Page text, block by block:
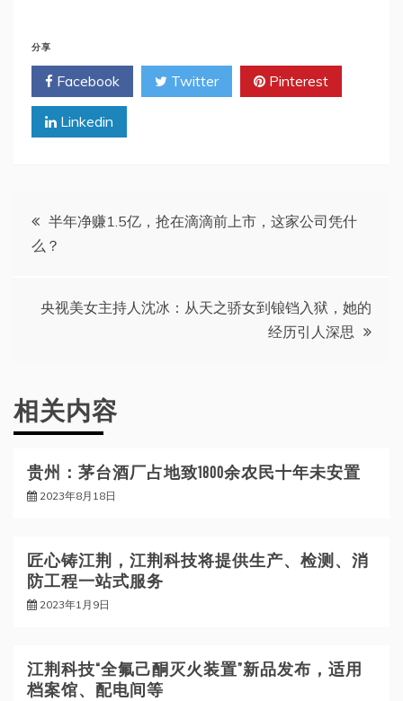
分享
Facebook Twitter Pinterest
Linkedin
文
章
导
半年净赚1.5亿，抢在滴滴前上市，这家公司凭什
么？
央视美女主持人沈冰：从天之骄女到锒铛入狱，她的
经历引人深思
相关内容
贵州：茅台酒厂占地致1800余农民十年未安置
2023年8月18日
匠心铸江荆，江荆科技将提供生产、检测、消
防工程一站式服务
2023年1月9日
江荆科技“全氟己酮灭火装置”新品发布，适用
档案馆、配电间等